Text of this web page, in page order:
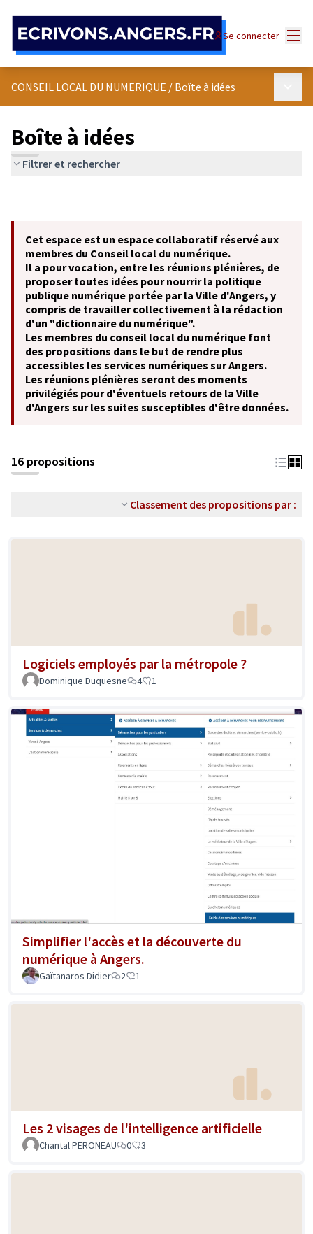
Se connecter
CONSEIL LOCAL DU NUMERIQUE / Boîte à idées
Boîte à idées
Filtrer et rechercher
Cet espace est un espace collaboratif réservé aux
membres du Conseil local du numérique.
Il a pour vocation, entre les réunions plénières, de
proposer toutes idées pour nourrir la politique
publique numérique portée par la Ville d'Angers, y
compris de travailler collectivement à la rédaction
d'un "dictionnaire du numérique".
Les membres du conseil local du numérique font
des propositions dans le but de rendre plus
accessibles les services numériques sur Angers.
Les réunions plénières seront des moments
privilégiés pour d'éventuels retours de la Ville
d'Angers sur les suites susceptibles d'être données.
16 propositions
Classement des propositions par :
Logiciels employés par la métropole ?
Dominique Duquesne 4 1
Simplifier l'accès et la découverte du
numérique à Angers.
Gaïtanaros Didier 2 1
Les 2 visages de l'intelligence artificielle
Chantal PERONEAU 0 3